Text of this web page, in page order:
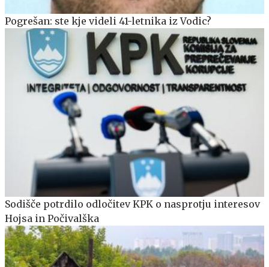
Pogrešan: ste kje videli 41-letnika iz Vodic?
Sodišče potrdilo odločitev KPK o nasprotju interesov
Hojsa in Počivalška